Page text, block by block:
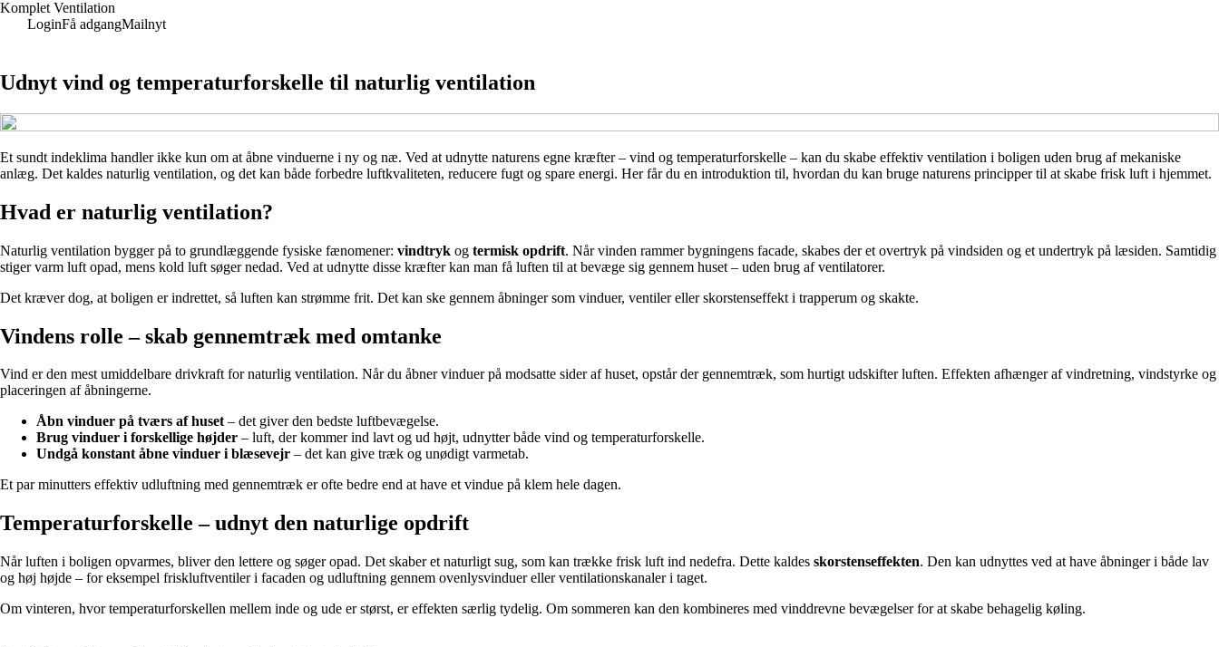
Komplet Ventilation
LoginFå adgangMailnyt
Udnyt vind og temperaturforskelle til naturlig ventilation
Et sundt indeklima handler ikke kun om at åbne vinduerne i ny og næ. Ved at udnytte naturens egne kræfter – vind og temperaturforskelle – kan du skabe effektiv ventilation i boligen uden brug af mekaniske
anlæg. Det kaldes naturlig ventilation, og det kan både forbedre luftkvaliteten, reducere fugt og spare energi. Her får du en introduktion til, hvordan du kan bruge naturens principper til at skabe frisk luft i hjemmet.
Hvad er naturlig ventilation?
Naturlig ventilation bygger på to grundlæggende fysiske fænomener: vindtryk og termisk opdrift. Når vinden rammer bygningens facade, skabes der et overtryk på vindsiden og et undertryk på læsiden. Samtidig
stiger varm luft opad, mens kold luft søger nedad. Ved at udnytte disse kræfter kan man få luften til at bevæge sig gennem huset – uden brug af ventilatorer.
Det kræver dog, at boligen er indrettet, så luften kan strømme frit. Det kan ske gennem åbninger som vinduer, ventiler eller skorstenseffekt i trapperum og skakte.
Vindens rolle – skab gennemtræk med omtanke
Vind er den mest umiddelbare drivkraft for naturlig ventilation. Når du åbner vinduer på modsatte sider af huset, opstår der gennemtræk, som hurtigt udskifter luften. Effekten afhænger af vindretning, vindstyrke og
placeringen af åbningerne.
Åbn vinduer på tværs af huset– det giver den bedste luftbevægelse.
Brug vinduer i forskellige højder – luft, der kommer ind lavt og ud højt, udnytter både vind og temperaturforskelle.
Undgå konstant åbne vinduer i blæsevejr – det kan give træk og unødigt varmetab.
Et par minutters effektiv udluftning med gennemtræk er ofte bedre end at have et vindue på klem hele dagen.
Temperaturforskelle – udnyt den naturlige opdrift
Når luften i boligen opvarmes, bliver den lettere og søger opad. Det skaber et naturligt sug, som kan trække frisk luft ind nedefra. Dette kaldes skorstenseffekten. Den kan udnyttes ved at have åbninger i både lav
og høj højde – for eksempel friskluftventiler i facaden og udluftning gennem ovenlysvinduer eller ventilationskanaler i taget.
Om vinteren, hvor temperaturforskellen mellem inde og ude er størst, er effekten særlig tydelig. Om sommeren kan den kombineres med vinddrevne bevægelser for at skabe behagelig køling.